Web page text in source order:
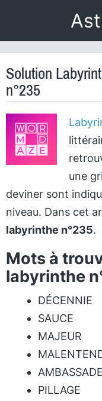
Solution
n°235
une
deviner sont
niveau. Dans cet
labyrinthe n°235.
Mots à
labyrinthe
DÉCENNIE
SAUCE
MAJEUR
AMBASSADE
PILLAGE